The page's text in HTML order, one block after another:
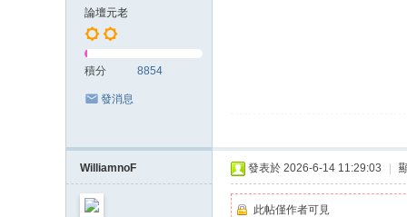
zy
論壇元老
積分 8854
發消息
WilliamnoF 發表於 2026-6-14 11:29:03
此帖僅作者可見